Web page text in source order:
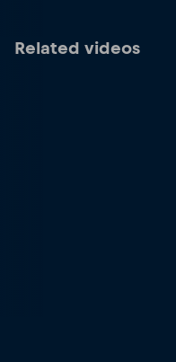
Related videos